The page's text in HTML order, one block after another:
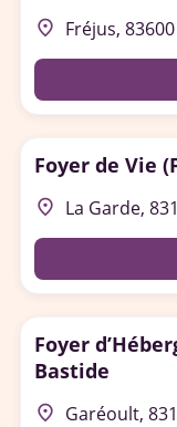
place Fréjus, 83600
Foyer de Vie
place La Garde,
Foyer
Bastide
place Garéoult,